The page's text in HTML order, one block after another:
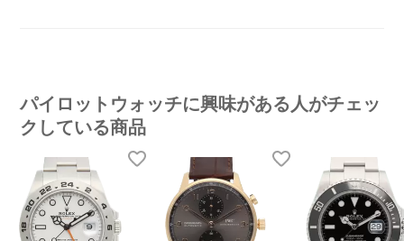
パイロットウォッチに興味がある人がチェッ
クしている商品